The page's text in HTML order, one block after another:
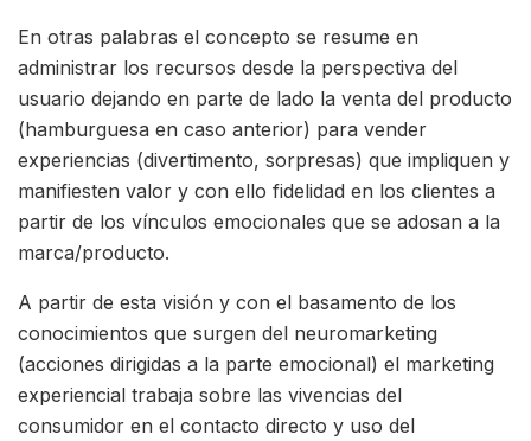
En otras palabras el concepto se resume en
administrar los recursos desde la perspectiva del
usuario dejando en parte de lado la venta del producto
(hamburguesa en caso anterior) para vender
experiencias (divertimento, sorpresas) que impliquen y
manifiesten valor y con ello fidelidad en los clientes a
partir de los vínculos emocionales que se adosan a la
marca/producto.
A partir de esta visión y con el basamento de los
conocimientos que surgen del neuromarketing
(acciones dirigidas a la parte emocional) el marketing
experiencial trabaja sobre las vivencias del
consumidor en el contacto directo y uso del